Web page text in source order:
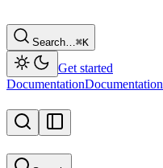
Search…⌘K
Get started
DocumentationDocumentation